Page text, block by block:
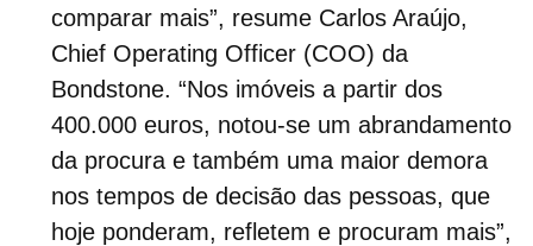
comparar mais”, resume Carlos Araújo,
Chief Operating Officer (COO) da
Bondstone. “Nos imóveis a partir dos
400.000 euros, notou-se um abrandamento
da procura e também uma maior demora
nos tempos de decisão das pessoas, que
hoje ponderam, refletem e procuram mais”,